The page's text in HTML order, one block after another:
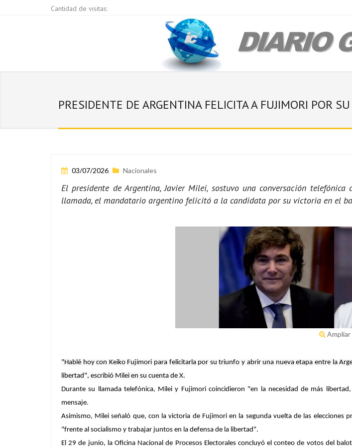
Cantidad de visitas:
PRESIDENTE DE ARGENTINA FELICITA A FUJIMORI POR
03/07/2026 Nacionales
El presidente de Argentina, Javier Milei, sostuvo una conversación
llamada, el mandatario argentino felicitó a la candidata por su victoria en el
Ampliar
"Hablé hoy con Keiko Fujimori para felicitarla por su triunfo y abrir una nueva etapa entre la
libertad", escribió Milei en su cuenta de X.
Durante su llamada telefónica, Milei y Fujimori coincidieron "en la necesidad de más
mensaje.
Asimismo, Milei señaló que, con la victoria de Fujimori en la segunda vuelta de las elecciones
"frente al socialismo y trabajar juntos en la defensa de la libertad".
El 29 de junio, la Oficina Nacional de Procesos Electorales concluyó el conteo de votos del